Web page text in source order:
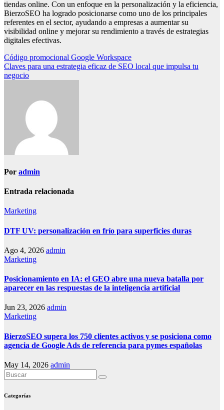
tiendas online. Con un enfoque en la personalización y la eficiencia,
BierzoSEO ha logrado posicionarse como uno de los principales
referentes en el sector, ayudando a empresas a aumentar su
visibilidad online y mejorar su rendimiento a través de estrategias
digitales efectivas.
Navegación
de
Código promocional Google Workspace
Claves para una estrategia eficaz de SEO local que impulsa tu
negocio
Por admin
Entrada relacionada
Marketing
DTF UV: personalización en frío para superficies duras
Ago 4, 2026 admin
Marketing
Posicionamiento en IA: el GEO abre una nueva batalla por
aparecer en las respuestas de la inteligencia artificial
Jun 23, 2026 admin
Marketing
BierzoSEO supera los 750 clientes activos y se posiciona como
agencia de Google Ads de referencia para pymes españolas
May 14, 2026 admin
Categorías